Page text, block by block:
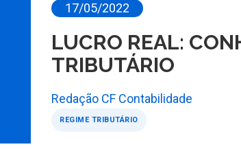
17/05/2022
LUCRO REAL:
TRIBUTÁRIO
Redação CF Contabilidade
REGIME TRIBUTÁRIO